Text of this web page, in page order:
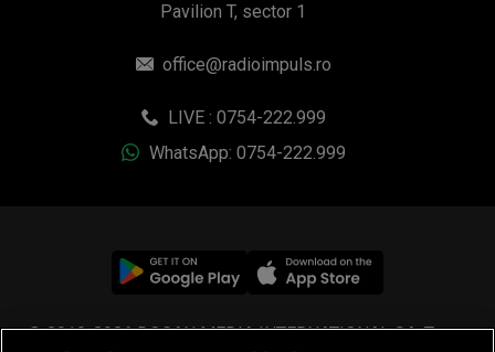
Pavilion T, sector 1
office@radioimpuls.ro
LIVE : 0754-222.999
WhatsApp: 0754-222.999
© 2019-2026 DOGAN MEDIA INTERNATIONAL SA, Toate